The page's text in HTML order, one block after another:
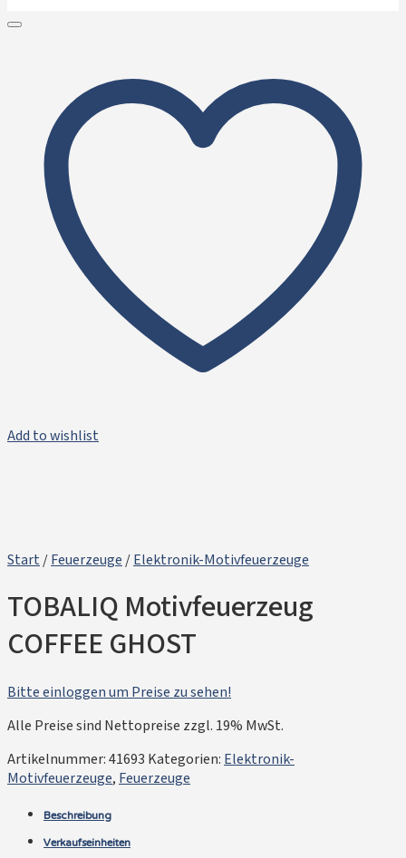
Add to wishlist
Start/Feuerzeuge /Elektronik-Motivfeuerzeuge
TOBALIQ Motivfeuerzeug
COFFEE GHOST
Bitte einloggen um Preise zu sehen!
Alle Preise sind Nettopreise zzgl. 19% MwSt.
Artikelnummer:41693 Kategorien: Elektronik-
Motivfeuerzeuge, Feuerzeuge
Beschreibung
Verkaufseinheiten